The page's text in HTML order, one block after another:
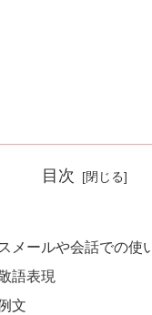
目次
メールや会話での
語表現
文